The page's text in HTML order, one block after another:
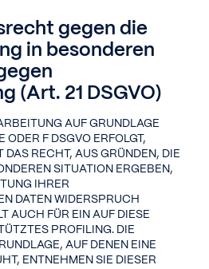
gegen die
in besonderen
(Art. 21 DSGVO)
AUF GRUNDLAGE
ODER F DSGVO ERFOLGT,
DAS RECHT, AUS GRÜNDEN, DIE
SITUATION ERGEBEN,
IHRER
DATEN WIDERSPRUCH
AUCH FÜR EIN AUF DIESE
PROFILING. DIE
AUF DENEN EINE
ENTNEHMEN SIE DIESER